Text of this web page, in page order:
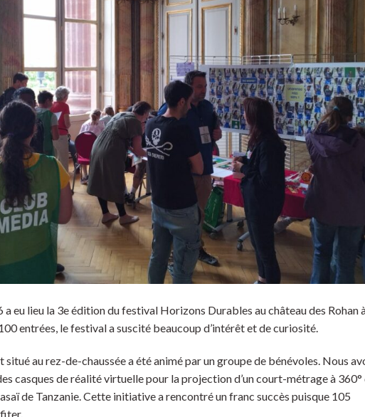
a eu lieu la 3e édition du festival Horizons Durables au château des Rohan
entrées, le festival a suscité beaucoup d’intérêt et de curiosité.
situé au rez-de-chaussée a été animé par un groupe de bénévoles. Nous
casques de réalité virtuelle pour la projection d’un court-métrage à 360°
de Tanzanie. Cette initiative a rencontré un franc succès puisque 105